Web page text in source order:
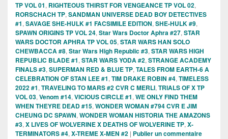
TP VOL 01, RIGHTEOUS THIRST FOR VENGEANCE TP VOL 02,
RORSCHACH TP,SANDMAN UNIVERSE DEAD BOY DETECTIVES
#1,SAVAGE SHE-HULK #1 FACSIMILE EDITION,SHE-HULK #9,
SPAWN ORIGINS TP VOL 24,Star Wars Doctor Aphra #27,STAR
WARS DOCTOR APHRA TP VOL 05,STAR WARS HAN SOLO
CHEWBACCA #8,Star Wars High Republic #3,STAR WARS HIGH
REPUBLIC BLADE #1,STAR WARS YODA #2,STRANGE ACADEMY
FINALS #3,SUPERMAN RED & BLUE TP,TALES FROM EARTH-6 A
CELEBRATION OF STAN LEE #1,TIM DRAKE ROBIN #4,TIMELESS
2022 #1,TRAVELING TO MARS #2 CVR C MERLI,TRIALS OF X TP
VOL 03,Venom #14,VICIOUS CIRCLE #1,WE ONLY FIND THEM
WHEN THEYRE DEAD #15,WONDER WOMAN #794 CVR E JIM
CHEUNG DC SPAWN,WONDER WOMAN HISTORIA THE AMAZONS
#3,X LIVES OF WOLVERINE X DEATHS OF WOLVERINE TP,X-
TERMINATORS #4,X-TREME X-MEN #2 | Publier un commentaire